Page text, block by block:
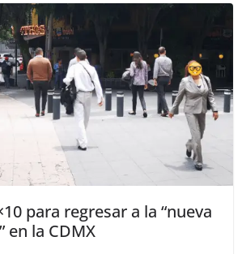
para regresar a la “nueva
en la CDMX